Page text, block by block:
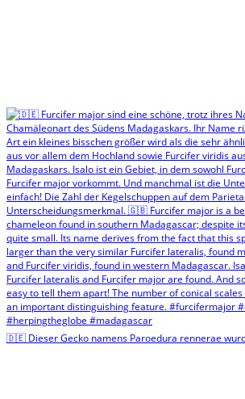
🇩🇪 Dieser Gecko namens Paroedura rennerae